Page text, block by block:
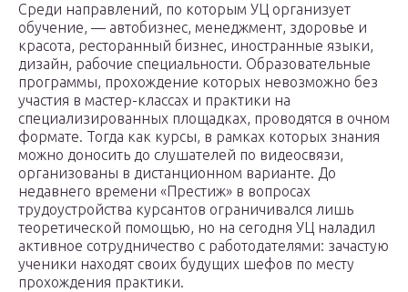
Среди направлений, по которым УЦ организует
обучение, — автобизнес, менеджмент, здоровье и
красота, ресторанный бизнес, иностранные языки,
дизайн, рабочие специальности. Образовательные
программы, прохождение которых невозможно без
участия в мастер-классах и практики на
специализированных площадках, проводятся в очном
формате. Тогда как курсы, в рамках которых знания
можно доносить до слушателей по видеосвязи,
организованы в дистанционном варианте. До
недавнего времени «Престиж» в вопросах
трудоустройства курсантов ограничивался лишь
теоретической помощью, но на сегодня УЦ наладил
активное сотрудничество с работодателями: зачастую
ученики находят своих будущих шефов по месту
прохождения практики.